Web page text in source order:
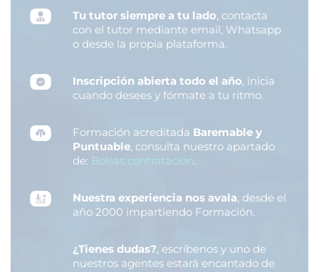
Tu tutor siempre a tu lado, contacta
con el tutor mediante email, Whatsapp
o desde la propia plataforma.
Inscripción abierta todo el año, inicia
cuando desees y fórmate a tu ritmo.
Formación acreditada Baremable y
Puntuable, consulta nuestro apartado
de: Bolsas contratación.
Nuestra experiencia nos avala, desde el
año 2000 impartiendo Formación.
¿Tienes dudas?, escríbenos y uno de
nuestros agentes estará encantado de